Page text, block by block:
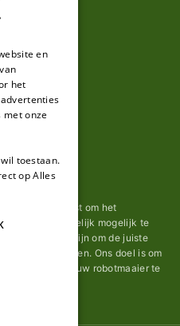
ons uiterste best om het
zo gemakkelijk mogelijk te
lastig het kan zijn om de juiste
te vinden. Ons doel is om
mesjes voor uw robotmaaier te
GERMAN
en
het
met onze
toestaan.
op Alles